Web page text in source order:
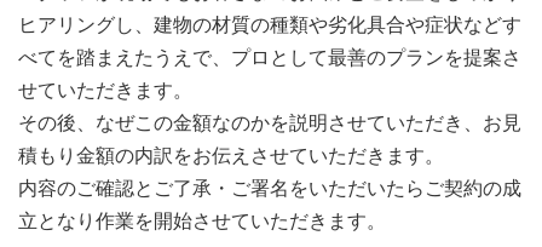
ヒアリングし、建物の材質の種類や劣化具合や症状などす
べてを踏まえたうえで、プロとして最善のプランを提案さ
せていただきます。
その後、なぜこの金額なのかを説明させていただき、お見
積もり金額の内訳をお伝えさせていただきます。
内容のご確認とご了承・ご署名をいただいたらご契約の成
立となり作業を開始させていただきます。